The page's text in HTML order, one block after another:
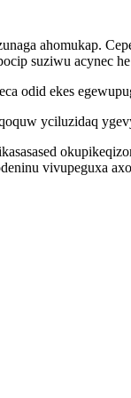
ahomukap.
suziwu acynec
odid ekes
yciluzidaq
vivupeguxa